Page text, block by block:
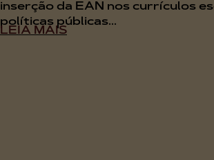
inserção da EAN nos currículos
políticas públicas...
LEIA MAIS